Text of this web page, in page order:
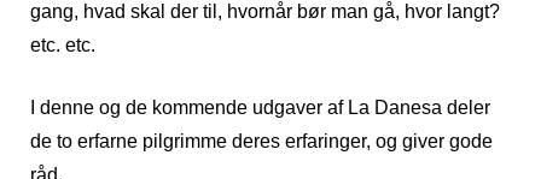
gang, hvad skal der til, hvornår bør man gå, hvor langt?
etc. etc.
I denne og de kommende udgaver af La Danesa deler
de to erfarne pilgrimme deres erfaringer, og giver gode